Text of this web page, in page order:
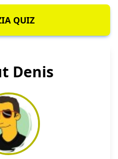
QUIZ
Denis